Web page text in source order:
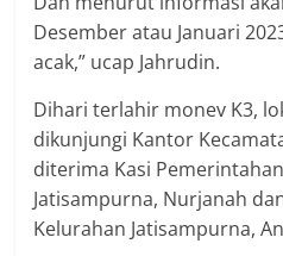
Desember atau Januari
acak,” ucap Jahrudin.
Dihari terlahir monev K3,
dikunjungi Kantor
diterima Kasi
Jatisampurna, Nurjanah
Kelurahan Jatisampurna,